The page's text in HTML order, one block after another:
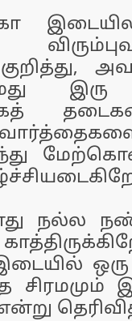
இரு
நல்ல
சிரமமும்